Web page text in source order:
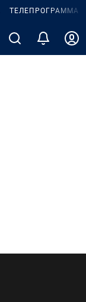
ТЕЛЕПРОГРАММА